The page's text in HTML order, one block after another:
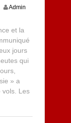
Admin
et la
jours
qui
» a
vols. Les